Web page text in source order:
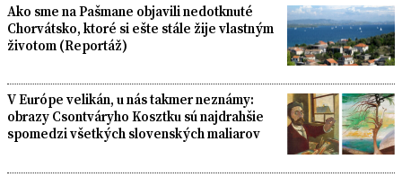
Ako sme na Pašmane objavili nedotknuté
Chorvátsko, ktoré si ešte stále žije vlastným
životom (Reportáž)
V Európe velikán, u nás takmer neznámy:
obrazy Csontváryho Kosztku sú najdrahšie
spomedzi všetkých slovenských maliarov